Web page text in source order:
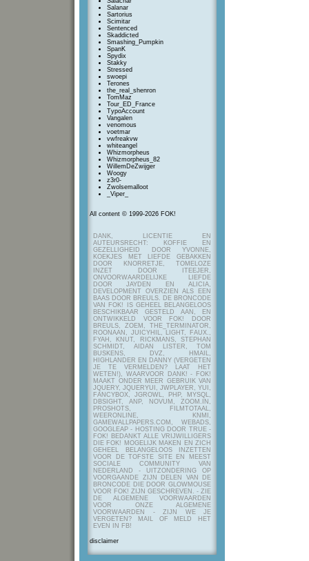
Salanar
Sartorius
Scimitar
Sentenced
Skaddicted
Smashing_Pumpkin
SpanK
Spydix
Stakky
Stressed
swoepi
Terones
the_real_shenron
TomMaz
Tour_ED_France
TypoAccount
Vangalen
venomous
voetmar
vwfreakvw
whiteangel
Whizmorpheus
Whizmorpheus_82
WillemDeZwijger
Woogy
z3r0-
Zwolsemalloot
_Viper_
All content © 1999-2026 FOK!
DANK, LICENTIE EN
AUTEURSRECHT: KOFFIE EN
GEZELLIGHEID DOOR YVONNE,
KOEKJES MET LIEFDE GEBAKKEN
DOOR KNORRETJE, TOMELOZE
INZET DOOR ITEEJER,
ONVOORWAARDELIJKE LIEFDE
DOOR JAYDEN EN ALICIA,
DEVELOPMENT OVERZIEN ALS EEN
BAAS DOOR BREULS. DE BRONCODE
VAN FOK! IS GEHEEL BELANGELOOS
BESCHIKBAAR GESTELD AAN, EN
ONTWIKKELD VOOR FOK! DOOR
BREULS, ZOEM, THE_TERMINATOR,
ROONAAN, JUICYHIL, LIGHT, FAUX.,
FYAH, KNUT, RICKMANS, STEPHAN
SCHMIDT, AIDAN LISTER, TOM
BUSKENS, DVZ, HMAIL,
HIGHLANDER EN DANNY (VERGETEN
JE TE VERMELDEN? LAAT HET
WETEN!), WAARVOOR DANK! - FOK!
MAAKT ONDER MEER GEBRUIK VAN
JQUERY, JQUERYUI, JWPLAYER, YUI,
FANCYBOX, JGROWL, PHP, MYSQL,
DBSIGHT, ANP, NOVUM, ZOOM.IN,
PROSHOTS, FILMTOTAAL,
WEERONLINE, KNMI,
GAMEWALLPAPERS.COM, WEBADS,
GOOGLEAP - HOSTING DOOR TRUE -
FOK! BEDANKT ALLE VRIJWILLIGERS
DIE FOK! MOGELIJK MAKEN EN ZICH
GEHEEL BELANGELOOS INZETTEN
VOOR DE TOFSTE SITE EN MEEST
SOCIALE COMMUNITY VAN
NEDERLAND - UITZONDERING OP
VOORGAANDE ZIJN DELEN VAN DE
BRONCODE DIE DOOR GLOWMOUSE
VOOR FOK! ZIJN GESCHREVEN. - ZIE
DE ALGEMENE VOORWAARDEN
VOOR ONZE ALGEMENE
VOORWAARDEN - ZIJN WE JE
VERGETEN? MAIL OF MELD HET
EVEN IN FB!
disclaimer